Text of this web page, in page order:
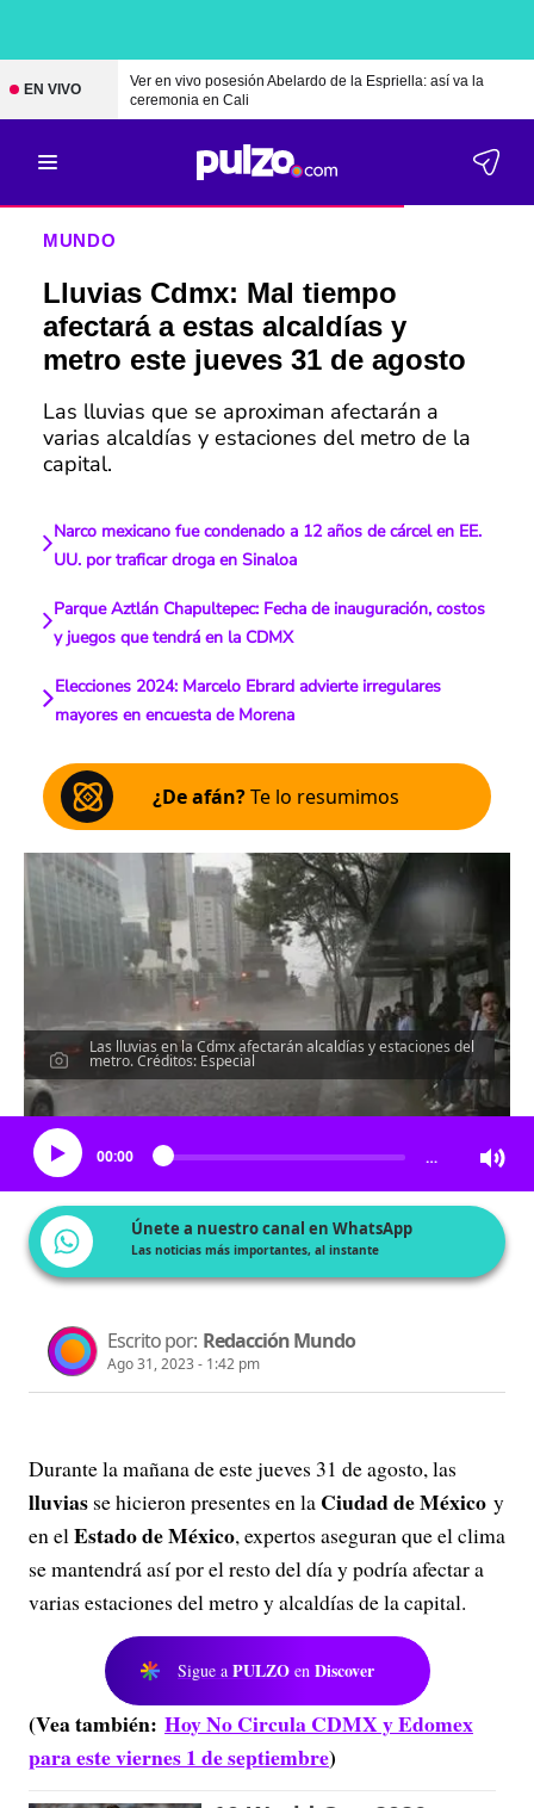
EN VIVO
Ver en vivo posesión Abelardo de la Espriella: así va la
ceremonia en Cali
MUNDO
Lluvias Cdmx: Mal tiempo
afectará a estas alcaldías y
metro este jueves 31 de agosto
Las lluvias que se aproximan afectarán a
varias alcaldías y estaciones del metro de la
capital.
Narco mexicano fue condenado a 12 años de cárcel en EE.
UU. por traficar droga en Sinaloa
Parque Aztlán Chapultepec: Fecha de inauguración, costos
y juegos que tendrá en la CDMX
Elecciones 2024: Marcelo Ebrard advierte irregulares
mayores en encuesta de Morena
¿De afán?Te lo resumimos
Las lluvias en la Cdmx afectarán alcaldías y estaciones del
metro. Créditos: Especial
Escucha el artículo
00:00 …
Únete a nuestro canal en WhatsApp
Las noticias más importantes, al instante
Escrito por: Redacción Mundo
Ago 31, 2023 - 1:42 pm
Durante la mañana de este jueves 31 de agosto, las
lluvias se hicieron presentes en la Ciudad de México y
en elEstado de México, expertos aseguran que el clima
se mantendrá así por el resto del día y podría afectar a
varias estaciones del metro y alcaldías de la capital.
Sigue a PULZO en Discover
(Vea también: Hoy No Circula CDMX y Edomex
para este viernes 1 de septiembre)